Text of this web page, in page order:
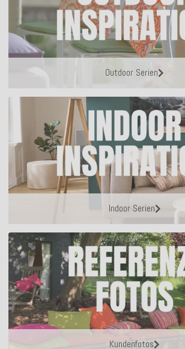
Outdoor Serien
Indoor Serien
Kundenfotos